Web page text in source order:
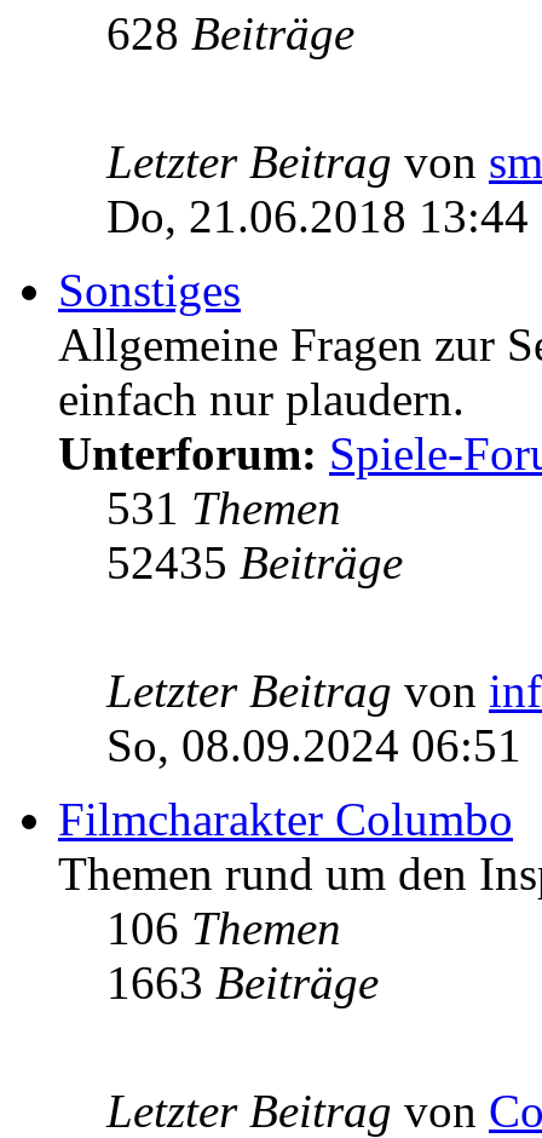
628 Beiträge
Letzter Beitrag von
Do, 21.06.2018 13:44
Sonstiges
Allgemeine Fragen zur
einfach nur plaudern.
Unterforum: Spiele-
531 Themen
52435 Beiträge
Letzter Beitrag von
So, 08.09.2024 06:51
Filmcharakter Columbo
Themen rund um den
106 Themen
1663 Beiträge
Letzter Beitrag von